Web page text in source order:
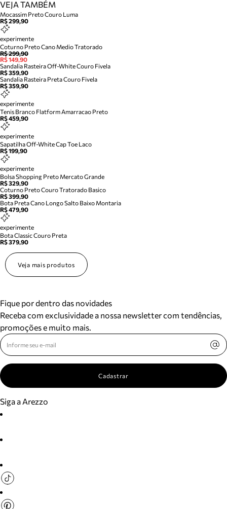
VEJA TAMBÉM
Mocassim Preto Couro Luma
R$ 299,90
experimente
Coturno Preto Cano Medio Tratorado
R$ 299,90
R$ 149,90
Sandalia Rasteira Off-White Couro Fivela
R$ 359,90
Sandalia Rasteira Preta Couro Fivela
R$ 359,90
experimente
Tenis Branco Flatform Amarracao Preto
R$ 459,90
experimente
Sapatilha Off-White Cap Toe Laco
R$ 199,90
experimente
Bolsa Shopping Preto Mercato Grande
R$ 329,90
Coturno Preto Couro Tratorado Basico
R$ 399,90
Bota Preta Cano Longo Salto Baixo Montaria
R$ 479,90
experimente
Bota Classic Couro Preta
R$ 379,90
Veja mais produtos
Fique por dentro das novidades
Receba com exclusividade a nossa newsletter com tendências,
promoções e muito mais.
Cadastrar
Siga a Arezzo